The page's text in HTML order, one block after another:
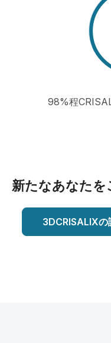
98%程
新たなあなたを
3DCRISALIXの